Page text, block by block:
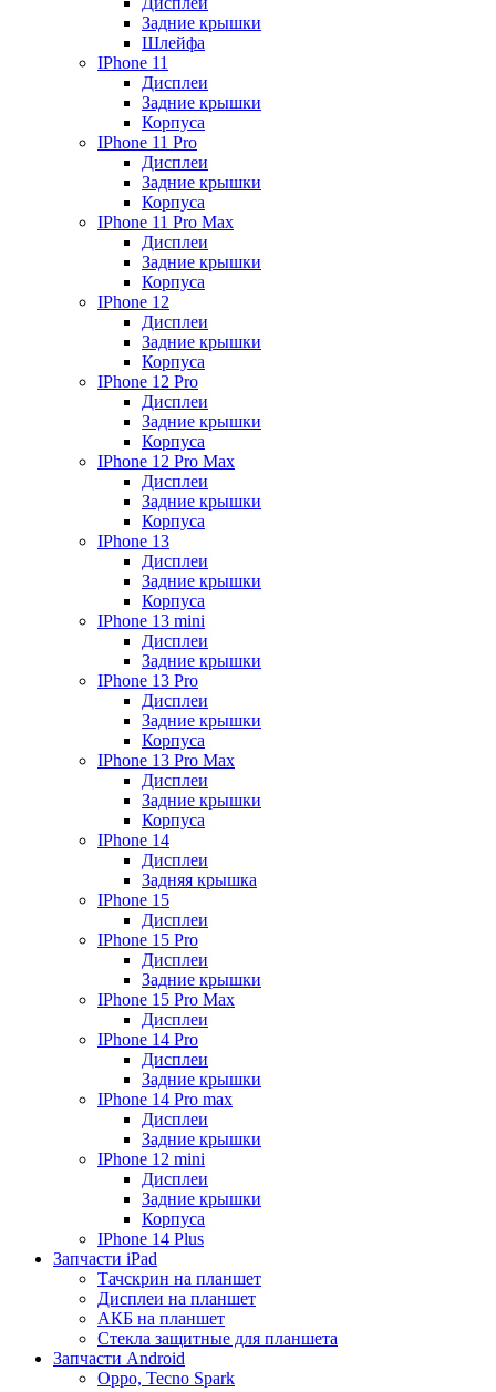
Задние крышки
Шлейфа
IPhone 11
Дисплеи
Задние крышки
Корпуса
IPhone 11 Pro
Дисплеи
Задние крышки
Корпуса
IPhone 11 Pro Max
Дисплеи
Задние крышки
Корпуса
IPhone 12
Дисплеи
Задние крышки
Корпуса
IPhone 12 Pro
Дисплеи
Задние крышки
Корпуса
IPhone 12 Pro Max
Дисплеи
Задние крышки
Корпуса
IPhone 13
Дисплеи
Задние крышки
Корпуса
IPhone 13 mini
Дисплеи
Задние крышки
IPhone 13 Pro
Дисплеи
Задние крышки
Корпуса
IPhone 13 Pro Max
Дисплеи
Задние крышки
Корпуса
IPhone 14
Дисплеи
Задняя крышка
IPhone 15
Дисплеи
IPhone 15 Pro
Дисплеи
Задние крышки
IPhone 15 Pro Max
Дисплеи
IPhone 14 Pro
Дисплеи
Задние крышки
IPhone 14 Pro max
Дисплеи
Задние крышки
IPhone 12 mini
Дисплеи
Задние крышки
Корпуса
IPhone 14 Plus
Запчасти iPad
Тачскрин на планшет
Дисплеи на планшет
АКБ на планшет
Стекла защитные для планшета
Запчасти Android
Oppo, Tecno Spark